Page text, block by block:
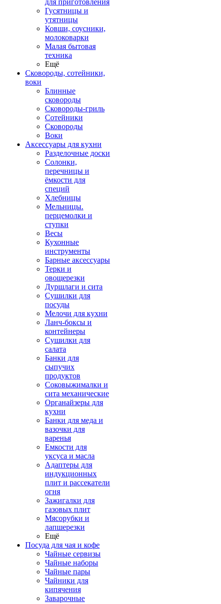
для приготовления
Гусятницы и
утятницы
Ковши, соусники,
молоковарки
Малая бытовая
техника
Ещё
Сковороды, сотейники,
воки
Блинные
сковороды
Сковороды-гриль
Сотейники
Сковороды
Воки
Аксессуары для кухни
Разделочные доски
Солонки,
перечницы и
ёмкости для
специй
Хлебницы
Мельницы.
перцемолки и
ступки
Весы
Кухонные
инструменты
Барные аксессуары
Терки и
овощерезки
Дуршлаги и сита
Сушилки для
посуды
Мелочи для кухни
Ланч-боксы и
контейнеры
Сушилки для
салата
Банки для
сыпучих
продуктов
Соковыжималки и
сита механические
Органайзеры для
кухни
Банки для меда и
вазочки для
варенья
Емкости для
уксуса и масла
Адаптеры для
индукционных
плит и рассекатели
огня
Зажигалки для
газовых плит
Мясорубки и
лапшерезки
Ещё
Посуда для чая и кофе
Чайные сервизы
Чайные наборы
Чайные пары
Чайники для
кипячения
Заварочные